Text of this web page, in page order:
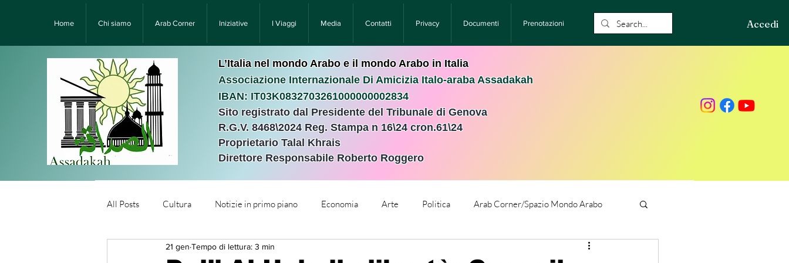
Home Chi siamo Arab Corner Iniziative I Viaggi Media Contatti Privacy Documenti Prenotazioni Accedi
L’Italia nel mondo Arabo e il mondo Arabo in Italia
Associazione Internazionale Di Amicizia Italo-araba Assadakah
IBAN: IT03K0832703261000000002834
Sito registrato dal Presidente del Tribunale di Genova
R.G.V. 8468\2024 Reg. Stampa n 16\24 cron.61\24 ​
Proprietario Talal Khrais
Direttore Responsabile Roberto Roggero
All Posts Cultura Notizie in primo piano Economia Arte Politica Arab Corner/Spazio Mondo Arabo
Նորություններ/Notizie Armene
21 gen Tempo di lettura: 3 min